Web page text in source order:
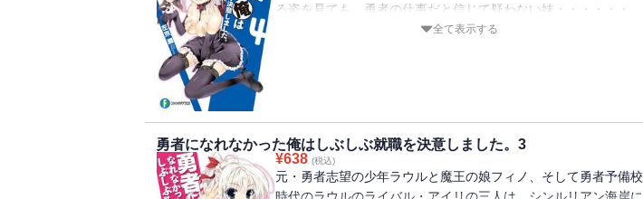
る姿を見ても、勇者の仕事だと信じて疑わない妹・・・・・・。
俺はどう真実を告げればいいんだ！
全て表示する
勇者になれなかった俺はしぶしぶ就職を決意しました。3
¥638 (税込)
元・勇者志望の少年ラウルと魔王の娘フィノ、そして勇者予備校